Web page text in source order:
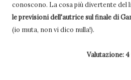
conoscono. La cosa più divertente del
le previsioni dell'autrice sul finale di
(io muta, non vi dico nulla!).
Valutazione: 4